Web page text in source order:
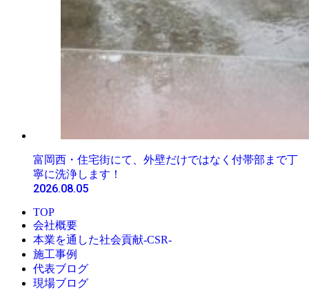
富岡西・住宅街にて、外壁だけではなく付帯部まで丁
寧に洗浄します！
2026.08.05
TOP
会社概要
本業を通した社会貢献-CSR-
施工事例
代表ブログ
現場ブログ